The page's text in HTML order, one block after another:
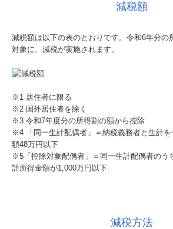
減税額
減税額は以下の表のとおりです。令和6年分の
対象に、減税が実施されます。
※1 居住者に限る
※2 国外居住者を除く
※3 令和7年度分の所得割の額から控除
※4 「同一生計配偶者」＝納税義務者と生計
額48万円以下
※5「控除対象配偶者」＝同一生計配偶者のう
計所得金額が1,000万円以下
減税方法